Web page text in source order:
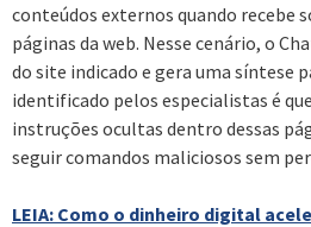
conteúdos externos quando recebe
páginas da web. Nesse cenário, o
do site indicado e gera uma síntese
identificado pelos especialistas é
instruções ocultas dentro dessas
seguir comandos maliciosos sem
LEIA: Como o dinheiro digital